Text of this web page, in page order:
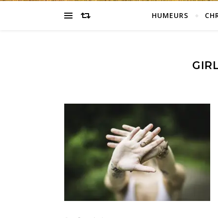
HUMEURS